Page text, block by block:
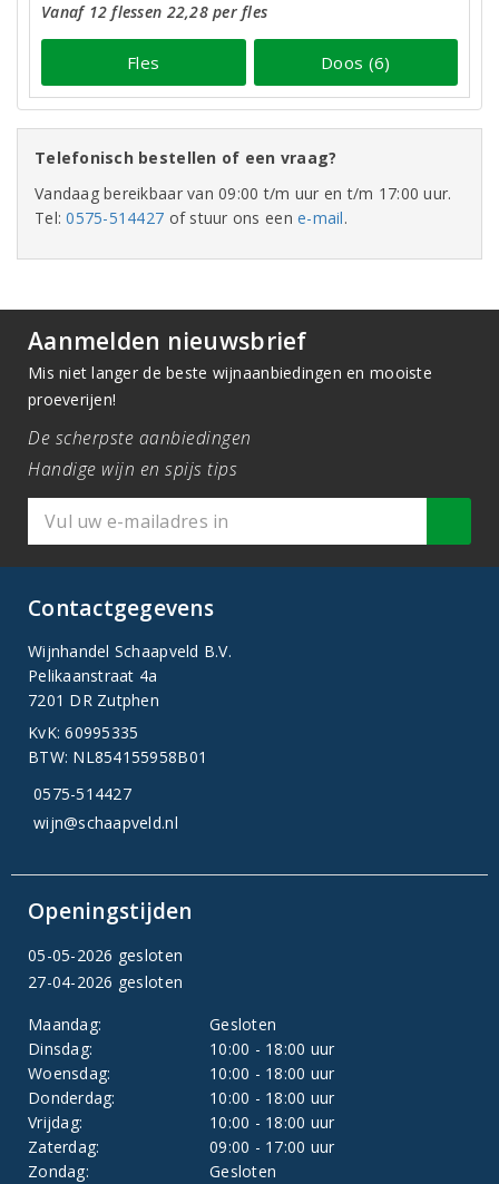
Vanaf 12 flessen 22,28 per fles
Fles Doos (6)
Telefonisch bestellen of een vraag?
Vandaag bereikbaar van 09:00 t/m uur en t/m 17:00 uur.
Tel:0575-514427 of stuur ons eene-mail.
Aanmelden nieuwsbrief
Mis niet langer de beste wijnaanbiedingen en mooiste
proeverijen!
De scherpste aanbiedingen
Handige wijn en spijs tips
Contactgegevens
Wijnhandel Schaapveld B.V.
Pelikaanstraat 4a
7201 DR Zutphen
KvK: 60995335
BTW: NL854155958B01
0575-514427
wijn@schaapveld.nl
Openingstijden
05-05-2026 gesloten
27-04-2026 gesloten
Maandag:
Gesloten
Dinsdag:
10:00 - 18:00 uur
Woensdag:
10:00 - 18:00 uur
Donderdag:
10:00 - 18:00 uur
Vrijdag:
10:00 - 18:00 uur
Zaterdag:
09:00 - 17:00 uur
Zondag:
Gesloten